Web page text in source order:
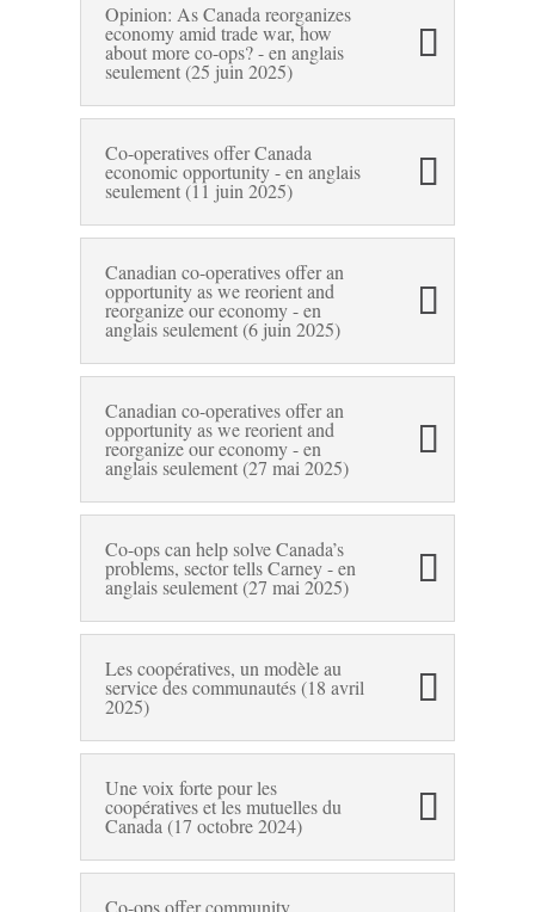
Opinion: As Canada reorganizes
economy amid trade war, how
about more co-ops? - en anglais
seulement (25 juin 2025)
Co-operatives offer Canada
economic opportunity - en anglais
seulement (11 juin 2025)
Canadian co-operatives offer an
opportunity as we reorient and
reorganize our economy - en
anglais seulement (6 juin 2025)
Canadian co-operatives offer an
opportunity as we reorient and
reorganize our economy - en
anglais seulement (27 mai 2025)
Co-ops can help solve Canada’s
problems, sector tells Carney - en
anglais seulement (27 mai 2025)
Les coopératives, un modèle au
service des communautés (18 avril
2025)
Une voix forte pour les
coopératives et les mutuelles du
Canada (17 octobre 2024)
Co-ops offer community